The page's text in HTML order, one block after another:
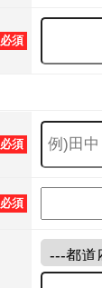
必須
必須
必須